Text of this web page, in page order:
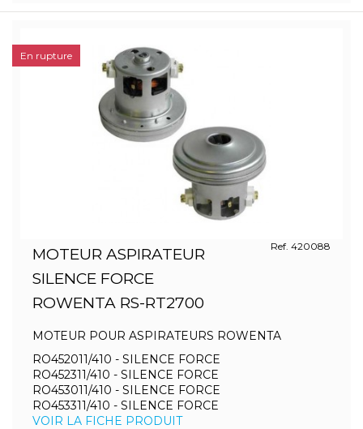
MOTEUR ASPIRATEUR
SILENCE FORCE
ROWENTA RS-RT2700
Ref. 420088
MOTEUR POUR ASPIRATEURS ROWENTA
RO452011/410 - SILENCE FORCE
RO452311/410 - SILENCE FORCE
RO453011/410 - SILENCE FORCE
RO453311/410 - SILENCE FORCE
VOIR LA FICHE PRODUIT
En rupture